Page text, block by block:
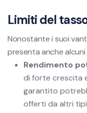
Limiti del
Nonostante i suoi
presenta anche alcuni
Rendimento
di forte crescita
garantito
offerti da altri